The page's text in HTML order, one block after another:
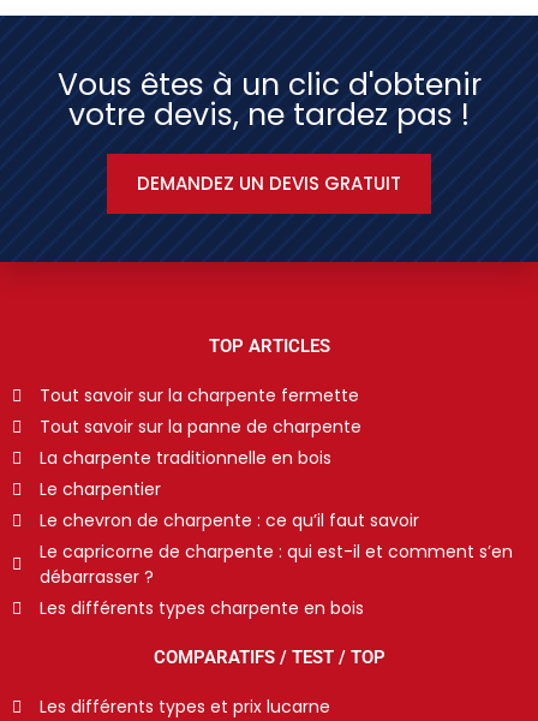
Vous êtes à un clic d'obtenir
votre devis, ne tardez pas !
DEMANDEZ UN DEVIS GRATUIT
TOP ARTICLES
Tout savoir sur la charpente fermette
Tout savoir sur la panne de charpente
La charpente traditionnelle en bois
Le charpentier
Le chevron de charpente : ce qu’il faut savoir
Le capricorne de charpente : qui est-il et comment s’en
débarrasser ?
Les différents types charpente en bois
COMPARATIFS / TEST / TOP
Les différents types et prix lucarne